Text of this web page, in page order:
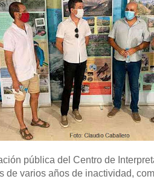
pública del Centro de
de varios años de inactividad,